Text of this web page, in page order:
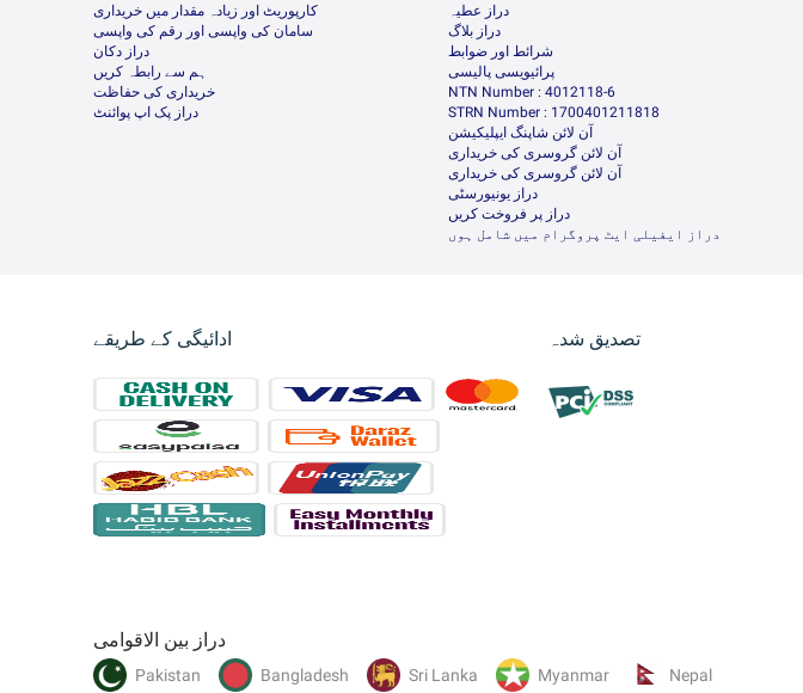
کارپوریٹ اور زیادہ مقدار میں خریداری
سامان کی واپسی اور رقم کی واپسی
دراز دکان
ہم سے رابطہ کریں
خریداری کی حفاظت
دراز پک اپ پوائنٹ
دراز عطیہ
دراز بلاگ
شرائط اور ضوابط
پرائیویسی پالیسی
NTN Number : 4012118-6
STRN Number : 1700401211818
آن لائن شاپنگ ایپلیکیشن
آن لائن گروسری کی خریداری
آن لائن گروسری کی خریداری
دراز یونیورسٹی
دراز پر فروخت کریں
دراز ایفیلی ایٹ پروگرام میں شامل ہوں
ادائیگی کے طریقے تصدیق شدہ
دراز بین الاقوامی
Pakistan Bangladesh Sri Lanka Myanmar Nepal